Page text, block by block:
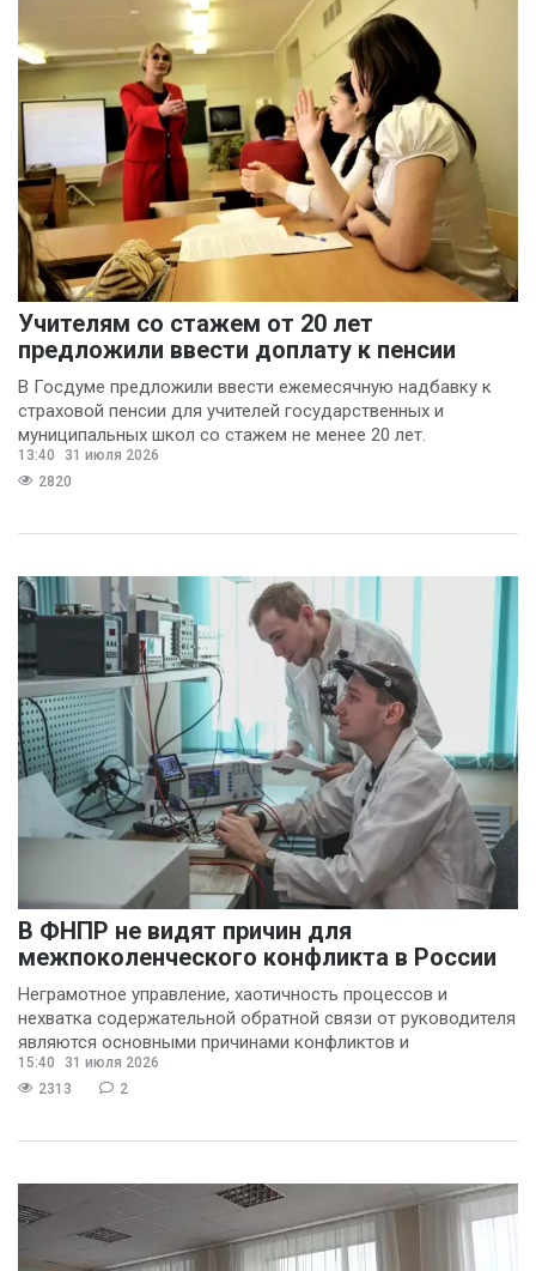
Учителям со стажем от 20 лет
предложили ввести доплату к пенсии
В Госдуме предложили ввести ежемесячную надбавку к
страховой пенсии для учителей государственных и
муниципальных школ со стажем не менее 20 лет.
13:40
31 июля 2026
2820
В ФНПР не видят причин для
межпоколенческого конфликта в России
Неграмотное управление, хаотичность процессов и
нехватка содержательной обратной связи от руководителя
являются основными причинами конфликтов и
раздражения в
15:40
31 июля 2026
2313
2